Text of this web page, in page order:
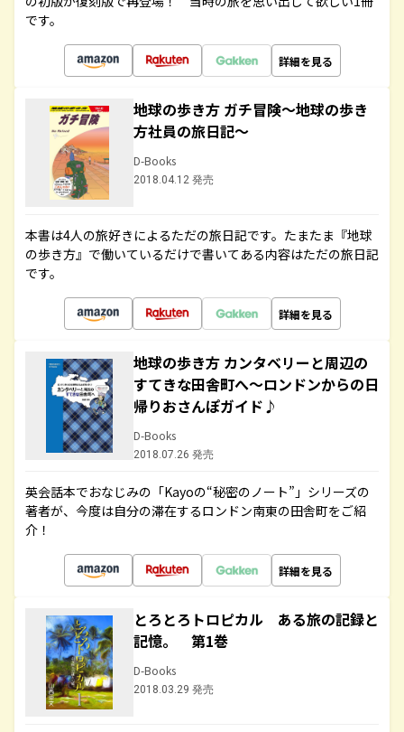
です。
詳細を見る
地球の歩き方 ガチ冒険～地球の歩き
方社員の旅日記～
D-Books
2018.04.12 発売
本書は4人の旅好きによるただの旅日記です。たまたま『地球
の歩き方』で働いているだけで書いてある内容はただの旅日記
です。
詳細を見る
地球の歩き方 カンタベリーと周辺の
すてきな田舎町へ～ロンドンからの日
帰りおさんぽガイド♪
D-Books
2018.07.26 発売
英会話本でおなじみの「Kayoの“秘密のノート”」シリーズの
著者が、今度は自分の滞在するロンドン南東の田舎町をご紹
介！
詳細を見る
とろとろトロピカル ある旅の記録と
記憶。 第1巻
D-Books
2018.03.29 発売